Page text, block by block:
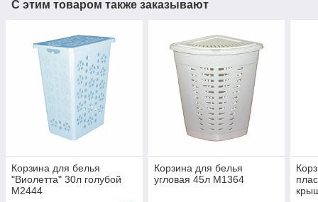
С этим товаром также заказывают
Корзина для белья
"Виолетта" 30л голубой
М2444
Корзина для белья
угловая 45л М1364